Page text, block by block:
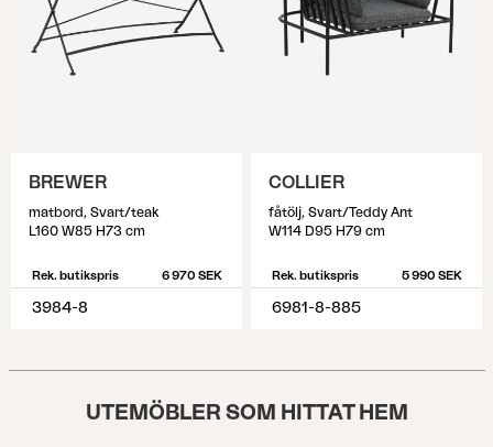
BREWER
matbord, Svart/teak
L160 W85 H73 cm
Rek. butikspris 6 970 SEK
3984-8
COLLIER
fåtölj, Svart/Teddy Ant
W114 D95 H79 cm
Rek. butikspris 5 990 SEK
6981-8-885
UTEMÖBLER SOM HITTAT HEM